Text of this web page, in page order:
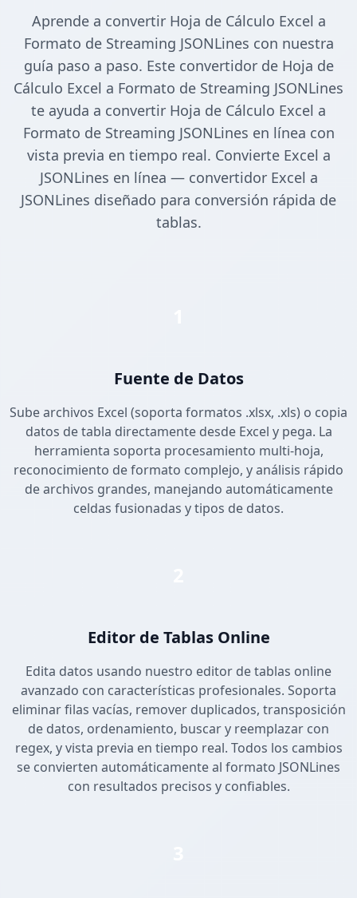
Aprende a convertir Hoja de Cálculo Excel a
Formato de Streaming JSONLines con nuestra
guía paso a paso. Este convertidor de Hoja de
Cálculo Excel a Formato de Streaming JSONLines
te ayuda a convertir Hoja de Cálculo Excel a
Formato de Streaming JSONLines en línea con
vista previa en tiempo real. Convierte Excel a
JSONLines en línea — convertidor Excel a
JSONLines diseñado para conversión rápida de
tablas.
Fuente de Datos
Sube archivos Excel (soporta formatos .xlsx, .xls) o copia
datos de tabla directamente desde Excel y pega. La
herramienta soporta procesamiento multi-hoja,
reconocimiento de formato complejo, y análisis rápido
de archivos grandes, manejando automáticamente
celdas fusionadas y tipos de datos.
Editor de Tablas Online
Edita datos usando nuestro editor de tablas online
avanzado con características profesionales. Soporta
eliminar filas vacías, remover duplicados, transposición
de datos, ordenamiento, buscar y reemplazar con
regex, y vista previa en tiempo real. Todos los cambios
se convierten automáticamente al formato JSONLines
con resultados precisos y confiables.